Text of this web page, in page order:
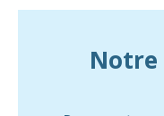
Notre